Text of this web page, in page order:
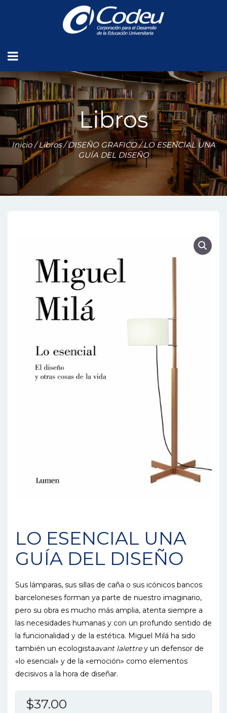
Libros
Inicio/Libros/DISEÑO GRAFICO/ LO ESENCIAL UNA
GUÍA DEL DISEÑO
LO ESENCIAL UNA
GUÍA DEL DISEÑO
Sus lámparas, sus sillas de caña o sus icónicos bancos
barceloneses forman ya parte de nuestro imaginario,
pero su obra es mucho más amplia, atenta siempre a
las necesidades humanas y con un profundo sentido de
la funcionalidad y de la estética. Miguel Milá ha sido
también un ecologistaavant lalettrey un defensor de
«lo esencial» y de la «emoción» como elementos
decisivos a la hora de diseñar.
$37.00